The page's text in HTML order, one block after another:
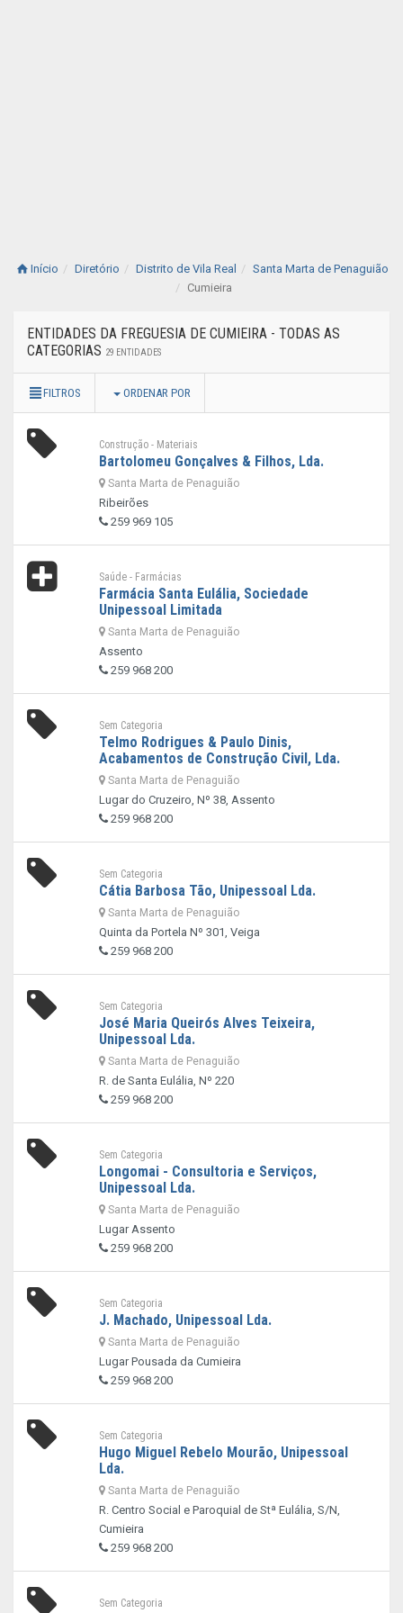
Início Diretório Distrito de Vila Real
Santa Marta de Penaguião
Cumieira
ENTIDADES DA FREGUESIA DE CUMIEIRA - TODAS AS
CATEGORIAS 29 ENTIDADES
FILTROS ORDENAR POR
Construção - Materiais
Bartolomeu Gonçalves & Filhos, Lda.
Santa Marta de Penaguião
Ribeirões
259 969 105
Saúde - Farmácias
Farmácia Santa Eulália, Sociedade
Unipessoal Limitada
Santa Marta de Penaguião
Assento
259 968 200
Sem Categoria
Telmo Rodrigues & Paulo Dinis,
Acabamentos de Construção Civil, Lda.
Santa Marta de Penaguião
Lugar do Cruzeiro, Nº 38, Assento
259 968 200
Sem Categoria
Cátia Barbosa Tão, Unipessoal Lda.
Santa Marta de Penaguião
Quinta da Portela Nº 301, Veiga
259 968 200
Sem Categoria
José Maria Queirós Alves Teixeira,
Unipessoal Lda.
Santa Marta de Penaguião
R. de Santa Eulália, Nº 220
259 968 200
Sem Categoria
Longomai - Consultoria e Serviços,
Unipessoal Lda.
Santa Marta de Penaguião
Lugar Assento
259 968 200
Sem Categoria
J. Machado, Unipessoal Lda.
Santa Marta de Penaguião
Lugar Pousada da Cumieira
259 968 200
Sem Categoria
Hugo Miguel Rebelo Mourão, Unipessoal
Lda.
Santa Marta de Penaguião
R. Centro Social e Paroquial de Stª Eulália, S/N,
Cumieira
259 968 200
Sem Categoria